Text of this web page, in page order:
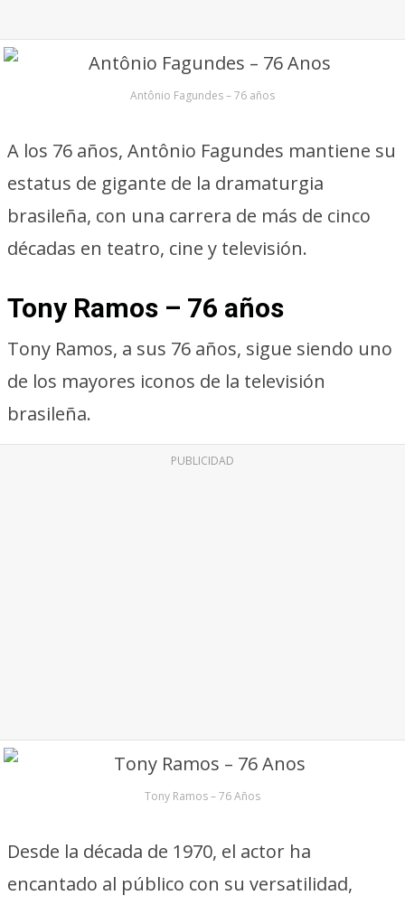
Antônio Fagundes – 76 años
A los 76 años, Antônio Fagundes mantiene su
estatus de gigante de la dramaturgia
brasileña, con una carrera de más de cinco
décadas en teatro, cine y televisión.
Tony Ramos – 76 años
Tony Ramos, a sus 76 años, sigue siendo uno
de los mayores iconos de la televisión
brasileña.
PUBLICIDAD
Tony Ramos – 76 Años
Desde la década de 1970, el actor ha
encantado al público con su versatilidad,